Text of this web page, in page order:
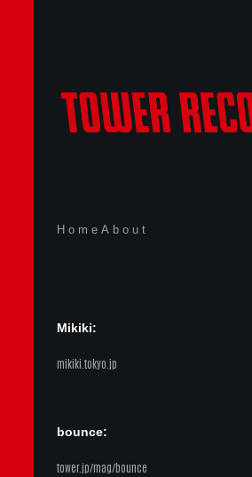
Home About
Mikiki:
mikiki.tokyo.jp
bounce:
tower.jp/mag/bounce